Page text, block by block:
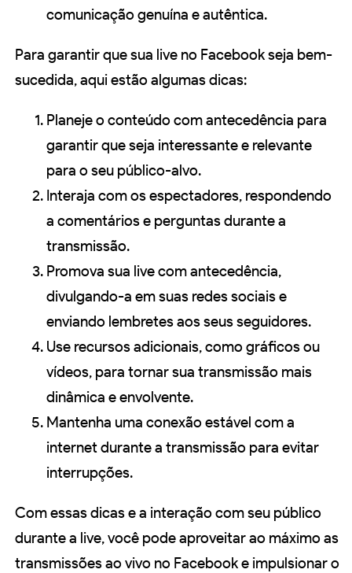
comunicação genuína e autêntica.
Para garantir que sua live no Facebook seja bem-
sucedida, aqui estão algumas dicas:
Planeje o conteúdo com antecedência para
garantir que seja interessante e relevante
para o seu público-alvo.
Interaja com os espectadores, respondendo
a comentários e perguntas durante a
transmissão.
Promova sua live com antecedência,
divulgando-a em suas redes sociais e
enviando lembretes aos seus seguidores.
Use recursos adicionais, como gráficos ou
vídeos, para tornar sua transmissão mais
dinâmica e envolvente.
Mantenha uma conexão estável com a
internet durante a transmissão para evitar
interrupções.
Com essas dicas e a interação com seu público
durante a live, você pode aproveitar ao máximo as
transmissões ao vivo no Facebook e impulsionar o